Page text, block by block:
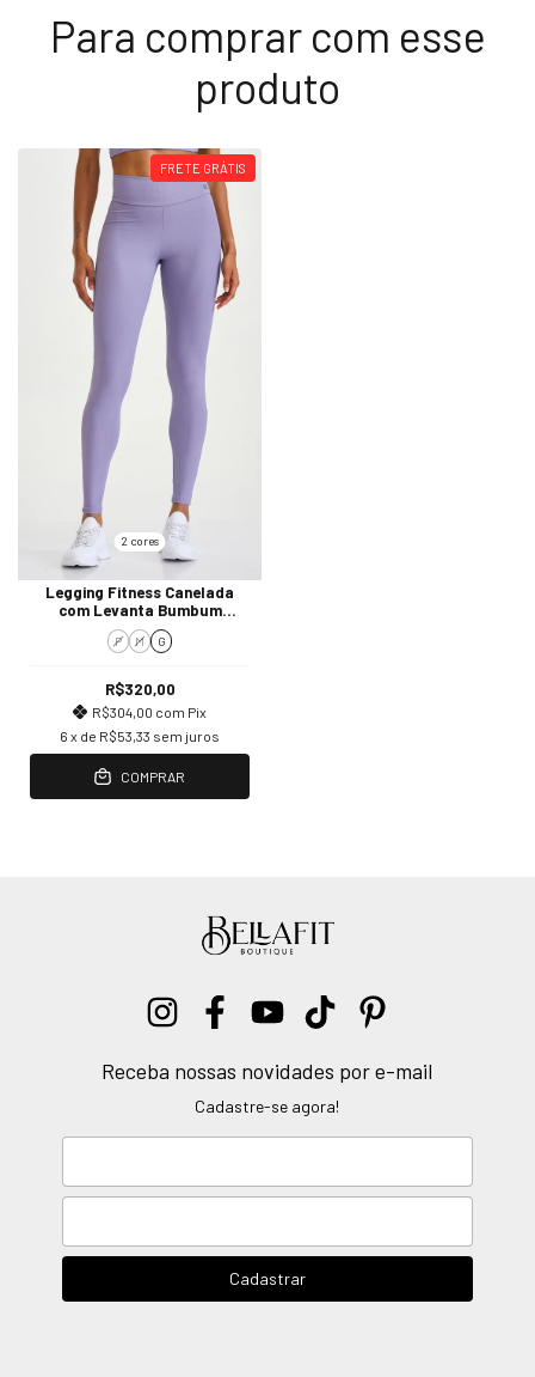
Para comprar com esse
produto
FRETE GRÁTIS
2 cores
Legging Fitness Canelada
com Levanta Bumbum
Cajubrasil
P M G
R$320,00
R$304,00 com Pix
6 x de R$53,33 sem juros
COMPRAR
Receba nossas novidades por e-mail
Cadastre-se agora!